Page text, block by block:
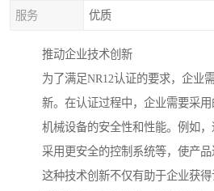
服务 优质
推动企业技术创新
为了满足NR12认证的要求，企业
新。在认证过程中，企业需要采
机械设备的安全性和性能。例如，
采用更安全的控制系统等，使产品
这种技术创新不仅有助于企业获